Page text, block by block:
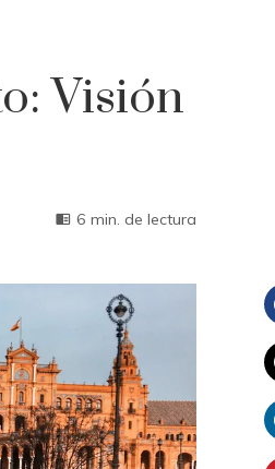
Visión
6 min. de lectura